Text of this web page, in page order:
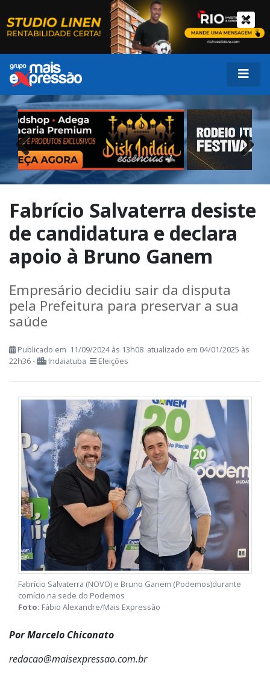
Previous Next
Fabrício Salvaterra desiste
de candidatura e declara
apoio à Bruno Ganem
Empresário decidiu sair da disputa
pela Prefeitura para preservar a sua
saúde
Publicado em 11/09/2024 às 13h08 atualizado em 04/01/2025 às
22h36 -
Indaiatuba Eleições
Fabrício Salvaterra (NOVO) e Bruno Ganem (Podemos)durante
comício na sede do Podemos
Foto: Fábio Alexandre/Mais Expressão
Por Marcelo Chiconato
redacao@maisexpressao.com.br